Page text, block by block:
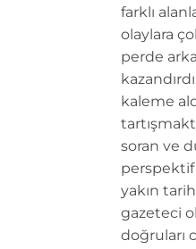
farklı
olaylara
perde
kaleme
soran ve
perspektif
yakın
gazeteci
doğruları